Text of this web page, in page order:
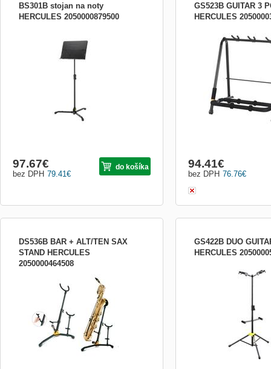
BS301B stojan na noty
HERCULES 2050000879500
skladacia doska Otočné nohy Veľkosť
dosky: 48 x 34,5 cm Rozmery v zloženom
stave: 70,5 x 17 cm Hmotnosť: 3,1 kg
79.41 €
bez DPH
97.67€ do košíka
GS523B GUITAR 3
HERCULES
Display rack pre 3 gitary
76.76€
bez DPH
94.41€
DS536B BAR + ALT/TEN SAX
STAND HERCULES
2050000464508
Kompaktný a stabilný Nastaviteľná výška
Uzamykací pin v spodnej časti Nosnosť
až 20 kg Čierna farba
GS422B DUO
HERCULES
Stojan na dve gitary,
nástroja, jednoduché